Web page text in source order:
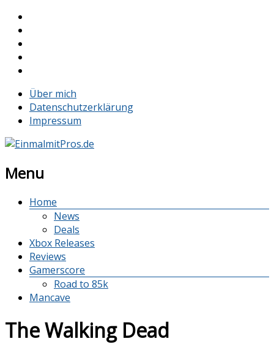
Über mich
Datenschutzerklärung
Impressum
Menu
Home
News
Deals
Xbox Releases
Reviews
Gamerscore
Road to 85k
Mancave
The Walking Dead